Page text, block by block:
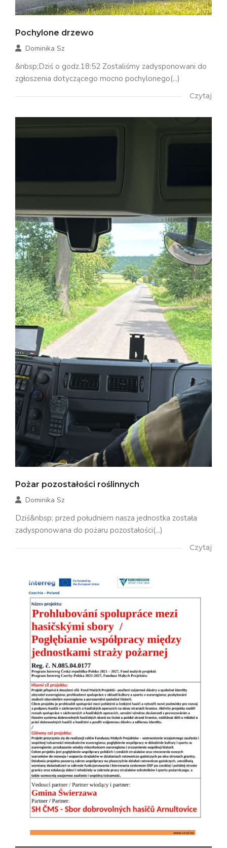
Pochylone drzewo
Dominika Sz
&nbsp;Dziś o godz.18:52 Zostaliśmy zadysponowani do
zgłoszenia dotyczącego mocno pochylonego(...)
Czytaj
Pożar pozostałości roślinnych
Dominika Sz
Dziś&nbsp; przed południem nasza jednostka została
zadysponowana do pożaru pozostałości(...)
Czytaj